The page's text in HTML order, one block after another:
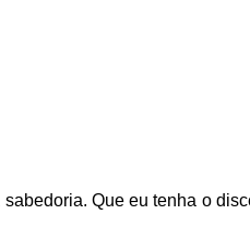
Que eu tenha o